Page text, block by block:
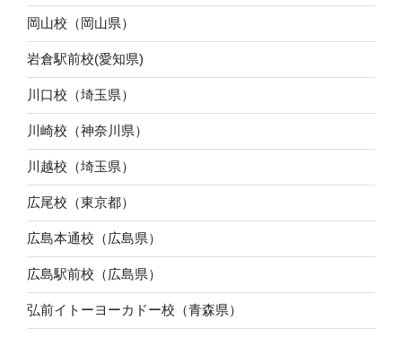
岡山校（岡山県）
岩倉駅前校(愛知県)
川口校（埼玉県）
川崎校（神奈川県）
川越校（埼玉県）
広尾校（東京都）
広島本通校（広島県）
広島駅前校（広島県）
弘前イトーヨーカドー校（青森県）